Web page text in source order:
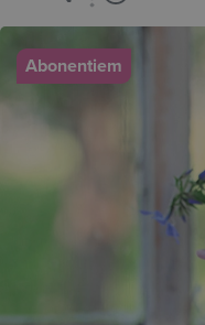
Abonentiem